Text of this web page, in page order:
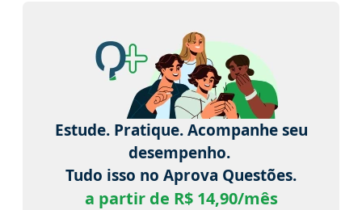
Estude. Pratique. Acompanhe seu
desempenho.
Tudo isso no Aprova Questões.
a partir de R$ 14,90/mês